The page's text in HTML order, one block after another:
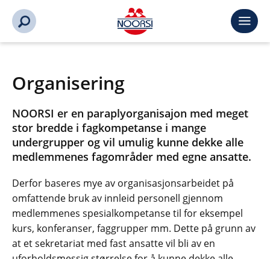
Organisering
NOORSI er en paraplyorganisajon med meget
stor bredde i fagkompetanse i mange
undergrupper og vil umulig kunne dekke alle
medlemmenes fagområder med egne ansatte.
Derfor baseres mye av organisasjonsarbeidet på
omfattende bruk av innleid personell gjennom
medlemmenes spesialkompetanse til for eksempel
kurs, konferanser, faggrupper mm. Dette på grunn av
at et sekretariat med fast ansatte vil bli av en